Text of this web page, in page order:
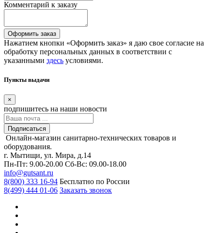
Комментарий к заказу
Оформить заказ
Нажатием кнопки «Оформить заказ» я даю свое согласие на
обработку персональных данных в соответствии с
указанными здесь условиями.
Пункты выдачи
×
подпишитесь на наши новости
Подписаться
Онлайн-магазин санитарно-технических товаров и
оборудования.
г. Мытищи, ул. Мира, д.14
Пн-Пт: 9.00-20.00 Сб-Вс: 09.00-18.00
info@gutsant.ru
8(800) 333 16-94 Бесплатно по России
8(499) 444 01-06 Заказать звонок